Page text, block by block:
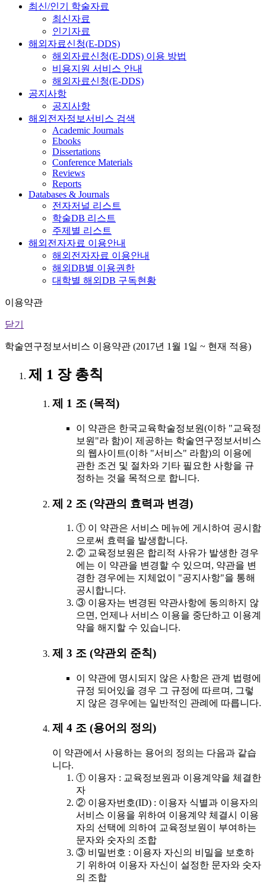
최신/인기 학술자료
최신자료
인기자료
해외자료신청(E-DDS)
해외자료신청(E-DDS) 이용 방법
비용지원 서비스 안내
해외자료신청(E-DDS)
공지사항
공지사항
해외전자정보서비스 검색
Academic Journals
Ebooks
Dissertations
Conference Materials
Reviews
Reports
Databases & Journals
전자저널 리스트
학술DB 리스트
주제별 리스트
해외전자자료 이용안내
해외전자자료 이용안내
해외DB별 이용권한
대학별 해외DB 구독현황
이용약관
닫기
학술연구정보서비스 이용약관 (2017년 1월 1일 ~ 현재 적용)
제 1 장 총칙
제 1 조 (목적)
이 약관은 한국교육학술정보원(이하 "교육정
보원"라 함)이 제공하는 학술연구정보서비스
의 웹사이트(이하 "서비스" 라함)의 이용에
관한 조건 및 절차와 기타 필요한 사항을 규
정하는 것을 목적으로 합니다.
제 2 조 (약관의 효력과 변경)
① 이 약관은 서비스 메뉴에 게시하여 공시함
으로써 효력을 발생합니다.
② 교육정보원은 합리적 사유가 발생한 경우
에는 이 약관을 변경할 수 있으며, 약관을 변
경한 경우에는 지체없이 "공지사항"을 통해
공시합니다.
③ 이용자는 변경된 약관사항에 동의하지 않
으면, 언제나 서비스 이용을 중단하고 이용계
약을 해지할 수 있습니다.
제 3 조 (약관외 준칙)
이 약관에 명시되지 않은 사항은 관계 법령에
규정 되어있을 경우 그 규정에 따르며, 그렇
지 않은 경우에는 일반적인 관례에 따릅니다.
제 4 조 (용어의 정의)
이 약관에서 사용하는 용어의 정의는 다음과 같습
니다.
① 이용자 : 교육정보원과 이용계약을 체결한
자
② 이용자번호(ID) : 이용자 식별과 이용자의
서비스 이용을 위하여 이용계약 체결시 이용
자의 선택에 의하여 교육정보원이 부여하는
문자와 숫자의 조합
③ 비밀번호 : 이용자 자신의 비밀을 보호하
기 위하여 이용자 자신이 설정한 문자와 숫자
의 조합